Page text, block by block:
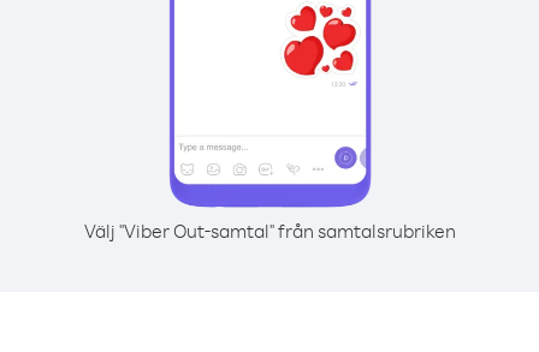
Välj "Viber Out-samtal" från samtalsrubriken